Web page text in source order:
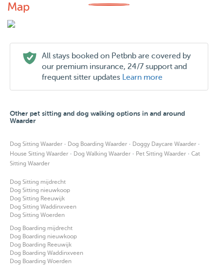
Map
All stays booked on Petbnb are covered by
our premium insurance, 24/7 support and
frequent sitter updates Learn more
Other pet sitting and dog walking options in and around
Waarder
Dog Sitting Waarder · Dog Boarding Waarder · Doggy Daycare Waarder ·
House Sitting Waarder · Dog Walking Waarder · Pet Sitting Waarder · Cat
Sitting Waarder
Dog Sitting mijdrecht
Dog Sitting nieuwkoop
Dog Sitting Reeuwijk
Dog Sitting Waddinxveen
Dog Sitting Woerden
Dog Boarding mijdrecht
Dog Boarding nieuwkoop
Dog Boarding Reeuwijk
Dog Boarding Waddinxveen
Dog Boarding Woerden